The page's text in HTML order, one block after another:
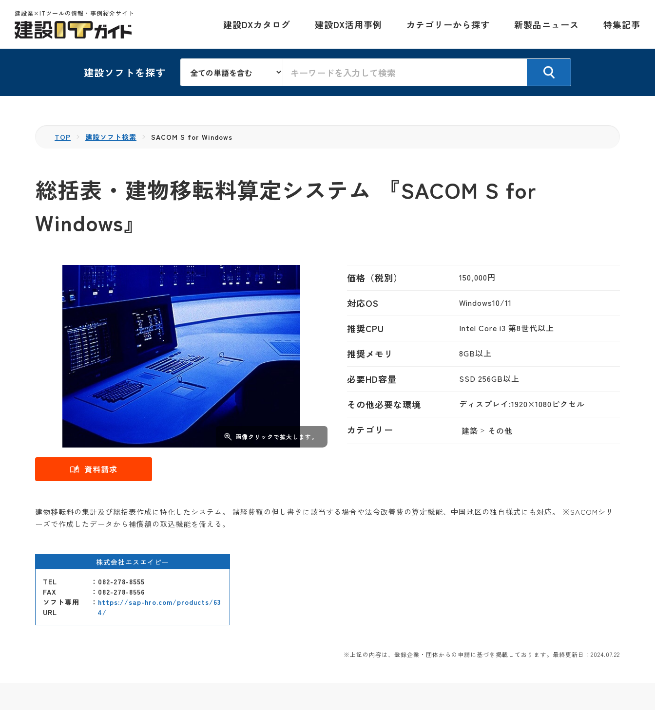
建設業×ITツールの情報・事例紹介サイト
建設DXカタログ 建設DX活用事例 カテゴリーから探す 新製品ニュース 特集記事
建設ソフトを探す
TOP 建設ソフト検索 SACOM S for Windows
総括表・建物移転料算定システム 『SACOM S for
Windows』
画像クリックで拡大します。
資料請求
価格（税別） 150,000円
対応OS Windows10/11
推奨CPU Intel Core i3 第8世代以上
推奨メモリ 8GB以上
必要HD容量 SSD 256GB以上
その他必要な環境 ディスプレイ:1920×1080ピクセル
カテゴリー 建築 その他
建物移転料の集計及び総括表作成に特化したシステム。 諸経費額の但し書きに該当する場合や法令改善費の算定機能、中国地区の独自様式にも対応。 ※SACOMシリ
ーズで作成したデータから補償額の取込機能を備える。
株式会社エスエイピー
TEL
：082-278-8555
FAX
：082-278-8556
ソフト専用
URL
： https://sap-hro.com/products/63
4/
※上記の内容は、登録企業・団体からの申請に基づき掲載しております。最終更新日：2024.07.22